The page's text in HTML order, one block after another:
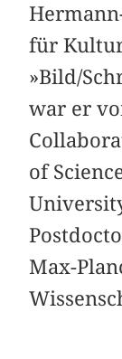
für
»Bild/
war er
of
Max-